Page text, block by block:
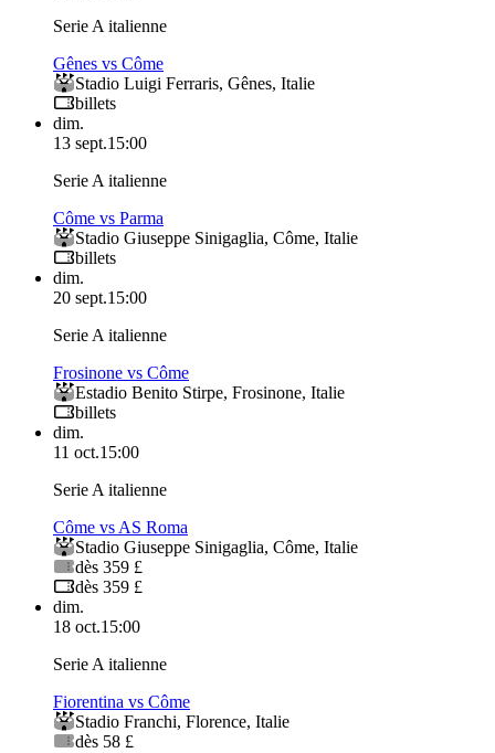
Serie A italienne
Gênes vs Côme
Stadio Luigi Ferraris, Gênes, Italie
billets
dim.
13 sept.15:00
Serie A italienne
Côme vs Parma
Stadio Giuseppe Sinigaglia, Côme, Italie
billets
dim.
20 sept.15:00
Serie A italienne
Frosinone vs Côme
Estadio Benito Stirpe, Frosinone, Italie
billets
dim.
11 oct.15:00
Serie A italienne
Côme vs AS Roma
Stadio Giuseppe Sinigaglia, Côme, Italie
dès 359 £
dès 359 £
dim.
18 oct.15:00
Serie A italienne
Fiorentina vs Côme
Stadio Franchi, Florence, Italie
dès 58 £